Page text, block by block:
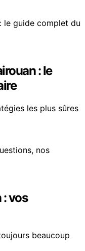
: le
les plus sûres
: vos
beaucoup